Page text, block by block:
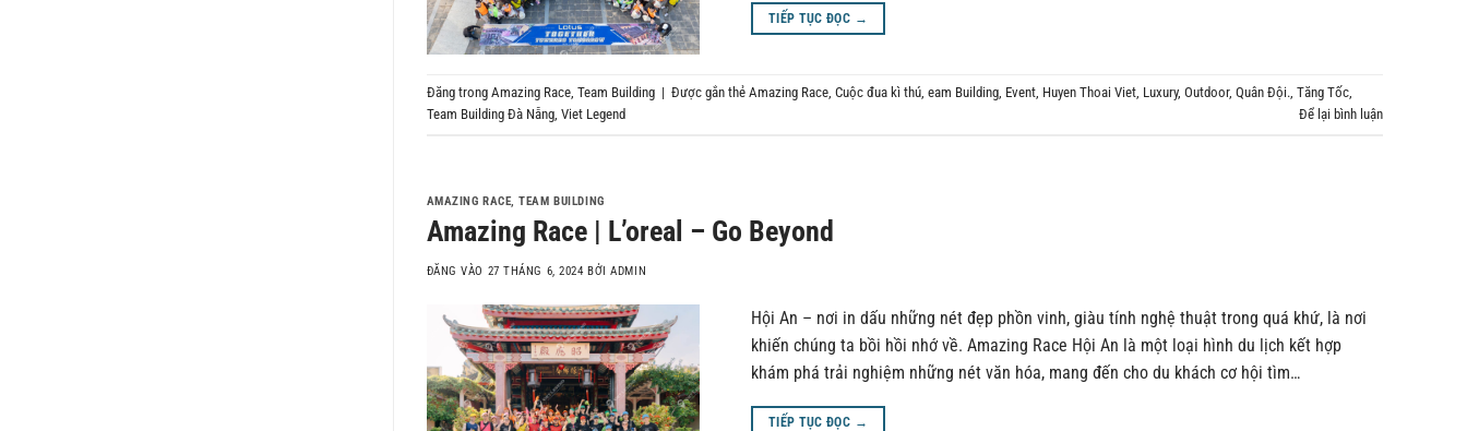
TIẾP TỤC ĐỌC →
Đăng trong Amazing Race, Team Building | Được gắn thẻ Amazing Race, Cuộc đua kì thú, eam Building, Event, Huyen Thoai Viet, Luxury, Outdoor, Quân Đội., Tăng Tốc,
Team Building Đà Nẵng, Viet Legend Để lại bình luận
AMAZING RACE,TEAM BUILDING
Amazing Race | L’oreal – Go Beyond
ĐĂNG VÀO 27 THÁNG 6, 2024 BỞIADMIN
Hội An – nơi in dấu những nét đẹp phồn vinh, giàu tính nghệ thuật trong quá khứ, là nơi
khiến chúng ta bồi hồi nhớ về. Amazing Race Hội An là một loại hình du lịch kết hợp
khám phá trải nghiệm những nét văn hóa, mang đến cho du khách cơ hội tìm…
TIẾP TỤC ĐỌC →